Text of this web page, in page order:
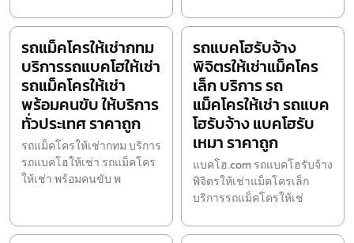
รถแม็คโครให้เช่ากทม
บริการรถแบคโฮให้เช่า
รถแม็คโครให้เช่า
พร้อมคนขับ ให้บริการ
ทั่วประเทศ ราคาถูก
รถแม็คโครให้เช่ากทม บริการ
รถแบคโฮให้เช่า รถแม็คโคร
ให้เช่า พร้อมคนขับ พ
รถแบคโฮรับจ้าง
พิจิตรให้เช่าแม็คโคร
เล็ก บริการ รถ
แม็คโครให้เช่า รถแบค
โฮรับจ้าง แบคโฮรับ
เหมา ราคาถูก
แบคโฮ.com รถแบคโฮรับจ้าง
พิจิตรให้เช่าแม็คโครเล็ก
บริการรถแม็คโครให้เช่